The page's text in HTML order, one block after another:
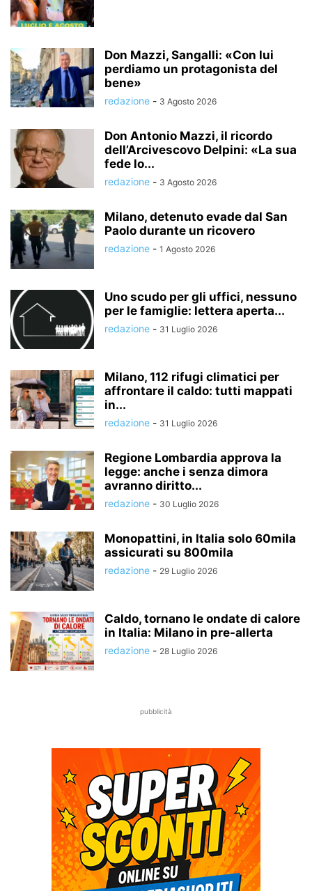
Don Mazzi, Sangalli: «Con lui
perdiamo un protagonista del
bene»
redazione - 3 Agosto 2026
Don Antonio Mazzi, il ricordo
dell’Arcivescovo Delpini: «La sua
fede lo...
redazione - 3 Agosto 2026
Milano, detenuto evade dal San
Paolo durante un ricovero
redazione - 1 Agosto 2026
Uno scudo per gli uffici, nessuno
per le famiglie: lettera aperta...
redazione - 31 Luglio 2026
Milano, 112 rifugi climatici per
affrontare il caldo: tutti mappati
in...
redazione - 31 Luglio 2026
Regione Lombardia approva la
legge: anche i senza dimora
avranno diritto...
redazione - 30 Luglio 2026
Monopattini, in Italia solo 60mila
assicurati su 800mila
redazione - 29 Luglio 2026
Caldo, tornano le ondate di calore
in Italia: Milano in pre-allerta
redazione - 28 Luglio 2026
pubblicità